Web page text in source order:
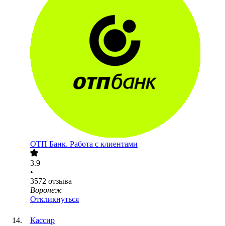
ОТП Банк. Работа с клиентами
3.9
•
3572 отзыва
Воронеж
Откликнуться
Кассир